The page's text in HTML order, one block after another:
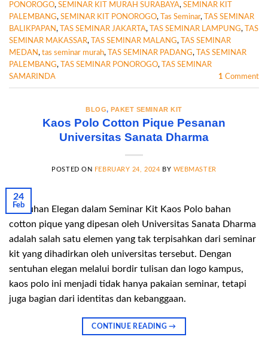
PONOROGO, SEMINAR KIT MURAH SURABAYA, SEMINAR KIT
PALEMBANG, SEMINAR KIT PONOROGO, Tas Seminar,
TAS SEMINAR
BALIKPAPAN, TAS SEMINAR JAKARTA, TAS SEMINAR LAMPUNG,
TAS
SEMINAR MAKASSAR, TAS SEMINAR MALANG,
TAS SEMINAR
MEDAN, tas seminar murah, TAS SEMINAR PADANG,
TAS SEMINAR
PALEMBANG, TAS SEMINAR PONOROGO,
TAS SEMINAR
SAMARINDA
1 Comment
BLOG,PAKET SEMINAR KIT
Kaos Polo Cotton Pique Pesanan
Universitas Sanata Dharma
POSTED ON FEBRUARY 24, 2024 BY WEBMASTER
24
Feb
Sentuhan Elegan dalam Seminar Kit Kaos Polo bahan
cotton pique yang dipesan oleh Universitas Sanata Dharma
adalah salah satu elemen yang tak terpisahkan dari seminar
kit yang dihadirkan oleh universitas tersebut. Dengan
sentuhan elegan melalui bordir tulisan dan logo kampus,
kaos polo ini menjadi tidak hanya pakaian seminar, tetapi
juga bagian dari identitas dan kebanggaan.
CONTINUE READING→